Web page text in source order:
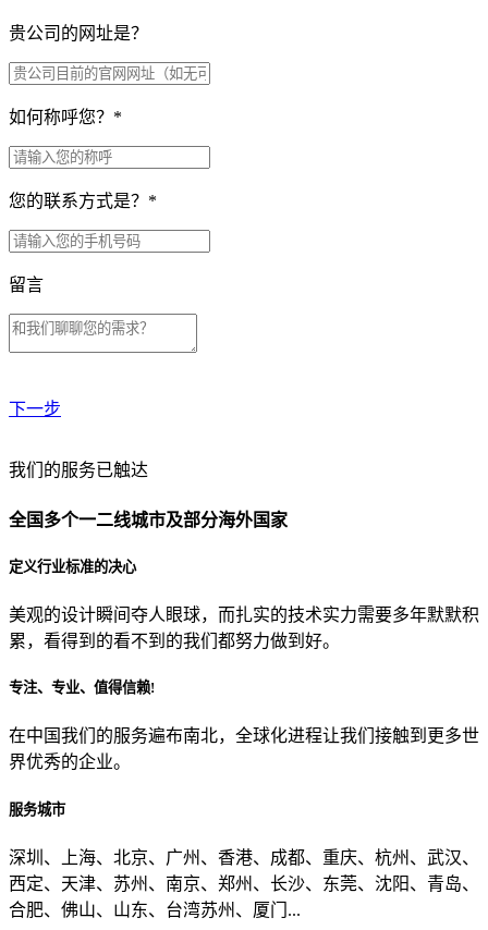
贵公司的网址是？
如何称呼您？ *
您的联系方式是？ *
留言
下一步
贵公司预算范围是？
贵公司的团队规模是？
目前主要的营销渠道是？
我们的服务已触达
全国多个一二线城市及部分海外国家
定义行业标准的决心
美观的设计瞬间夺人眼球，而扎实的技术实力需要多年默默积
累，看得到的看不到的我们都努力做到好。
专注、专业、值得信赖!
在中国我们的服务遍布南北，全球化进程让我们接触到更多世
界优秀的企业。
服务城市
深圳、上海、北京、广州、香港、成都、重庆、杭州、武汉、
西定、天津、苏州、南京、郑州、长沙、东莞、沈阳、青岛、
合肥、佛山、山东、台湾苏州、厦门...